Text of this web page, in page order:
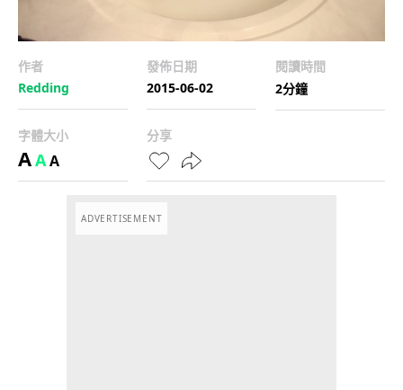
作者
Redding
發佈日期
2015-06-02
閱讀時間
2分鐘
字體大小
AAA
分享
ADVERTISEMENT